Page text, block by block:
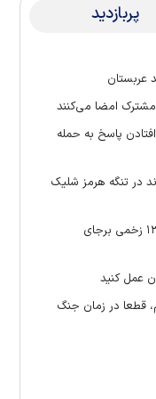
پربازدید
عربستان
مشترک امضا می‌کنند
پاسخ به حمله
در تنگه هرمز شلیک
انفجار اتوبوس در حومه دمشق ۲ کشته و ۱۳ زخمی برجای
عمل کنید
قطعا در زمان جنگ